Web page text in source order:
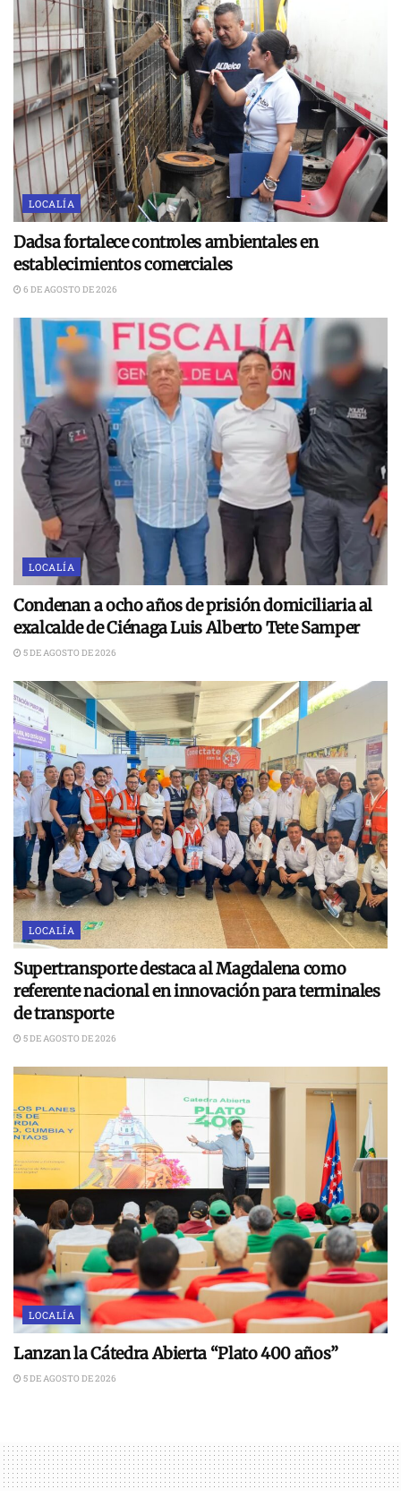
LOCALÍA
Dadsa fortalece controles ambientales en
establecimientos comerciales
6 DE AGOSTO DE 2026
LOCALÍA
Condenan a ocho años de prisión domiciliaria al
exalcalde de Ciénaga Luis Alberto Tete Samper
5 DE AGOSTO DE 2026
LOCALÍA
Supertransporte destaca al Magdalena como
referente nacional en innovación para terminales
de transporte
5 DE AGOSTO DE 2026
LOCALÍA
Lanzan la Cátedra Abierta “Plato 400 años”
5 DE AGOSTO DE 2026